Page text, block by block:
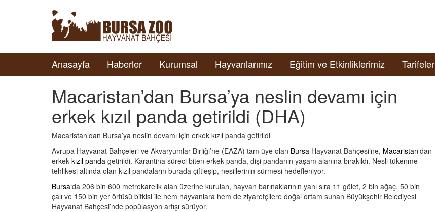
Anasayfa Haberler Kurumsal Hayvanlarımız Eğitim ve Etkinliklerimiz Tarifeler
Macaristan’dan Bursa’ya neslin devamı için
erkek kızıl panda getirildi (DHA)
Macaristan’dan Bursa’ya neslin devamı için erkek kızıl panda getirildi
Avrupa Hayvanat Bahçeleri ve Akvaryumlar Birliği’ne (EAZA) tam üye olan Bursa Hayvanat Bahçesi’ne, Macaristan‘dan
erkek kızıl panda getirildi. Karantina süreci biten erkek panda, dişi pandanın yaşam alanına bırakıldı. Nesli tükenme
tehlikesi altında olan kızıl pandaların burada çiftleşip, nesillerinin sürmesi hedefleniyor.
Bursa‘da 206 bin 600 metrekarelik alan üzerine kurulan, hayvan barınaklarının yanı sıra 11 gölet, 2 bin ağaç, 50 bin
çalı ve 150 bin yer örtüsü bitkisi ile hem hayvanlara hem de ziyaretçilere doğal ortam sunan Büyükşehir Belediyesi
Hayvanat Bahçesi’nde popülasyon artışı sürüyor.